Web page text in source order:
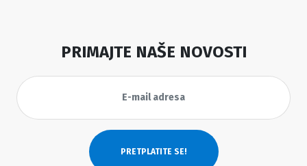
PRIMAJTE NAŠE NOVOSTI